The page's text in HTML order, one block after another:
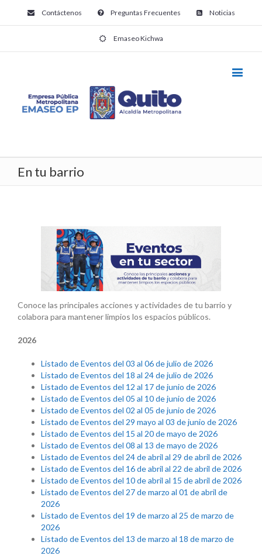
Contáctenos Preguntas Frecuentes Noticias
Emaseo Kichwa
En tu barrio
Conoce las principales acciones y actividades de tu barrio y
colabora para mantener limpios los espacios públicos.
2026
Listado de Eventos del 03 al 06 de julio de 2026
Listado de Eventos del 18 al 24 de julio de 2026
Listado de Eventos del 12 al 17 de junio de 2026
Listado de Eventos del 05 al 10 de junio de 2026
Listado de Eventos del 02 al 05 de junio de 2026
Listado de Eventos del 29 mayo al 03 de junio de 2026
Listado de Eventos del 15 al 20 de mayo de 2026
Listado de Eventos del 08 al 13 de mayo de 2026
Listado de Eventos del 24 de abril al 29 de abril de 2026
Listado de Eventos del 16 de abril al 22 de abril de 2026
Listado de Eventos del 10 de abril al 15 de abril de 2026
Listado de Eventos del 27 de marzo al 01 de abril de
2026
Listado de Eventos del 19 de marzo al 25 de marzo de
2026
Listado de Eventos del 13 de marzo al 18 de marzo de
2026